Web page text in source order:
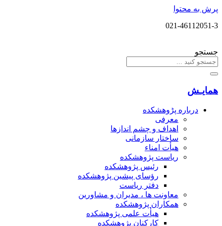
پرش به محتوا
021-46112051-3
جستجو
همایـش
درباره پڑوهشکده
معرفی
اهداف و چشم اندازها
ساختار سازمانی
هیأت امناء
ریاست پژوهشکده
رئیس پژوهشکده
رؤسای پیشین پژوهشکده
دفتر ریاست
معاونت ها ، مدیران و مشاورین
همکاران پژوهشکده
هیأت علمی پژوهشکده
کارکنان پژوهشکده